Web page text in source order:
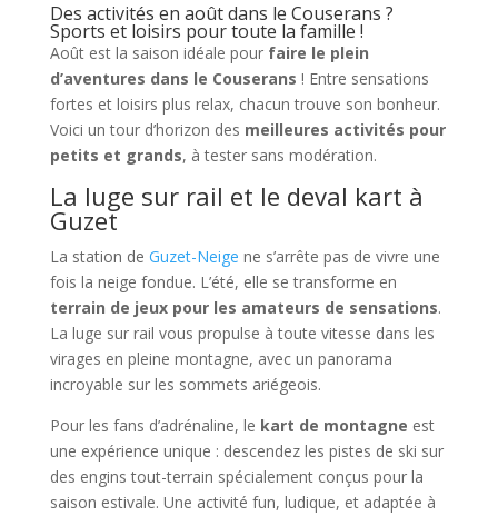
Des activités en août dans le Couserans ?
Sports et loisirs pour toute la famille !
Août est la saison idéale pour faire le plein
d’aventures dans le Couserans ! Entre sensations
fortes et loisirs plus relax, chacun trouve son bonheur.
Voici un tour d’horizon des meilleures activités pour
petits et grands, à tester sans modération.
La luge sur rail et le deval kart à
Guzet
La station de Guzet-Neige ne s’arrête pas de vivre une
fois la neige fondue. L’été, elle se transforme en
terrain de jeux pour les amateurs de sensations.
La luge sur rail vous propulse à toute vitesse dans les
virages en pleine montagne, avec un panorama
incroyable sur les sommets ariégeois.
Pour les fans d’adrénaline, le kart de montagne est
une expérience unique : descendez les pistes de ski sur
des engins tout-terrain spécialement conçus pour la
saison estivale. Une activité fun, ludique, et adaptée à